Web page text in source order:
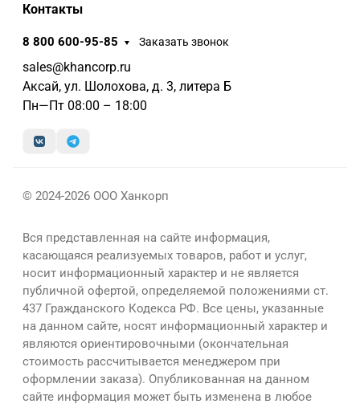
Контакты
8 800 600-95-85 Заказать звонок
sales@khancorp.ru
Аксай, ул. Шолохова, д. 3, литера Б
Пн—Пт 08:00 – 18:00
© 2024-2026 ООО Ханкорп
Вся представленная на сайте информация,
касающаяся реализуемых товаров, работ и услуг,
носит информационный характер и не является
публичной офертой, определяемой положениями ст.
437 Гражданского Кодекса РФ. Все цены, указанные
на данном сайте, носят информационный характер и
являются ориентировочными (окончательная
стоимость рассчитывается менеджером при
оформлении заказа). Опубликованная на данном
сайте информация может быть изменена в любое